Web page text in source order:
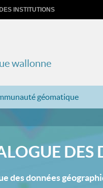
INSTITUTIONS
wallonne
géomatique
DES
des données